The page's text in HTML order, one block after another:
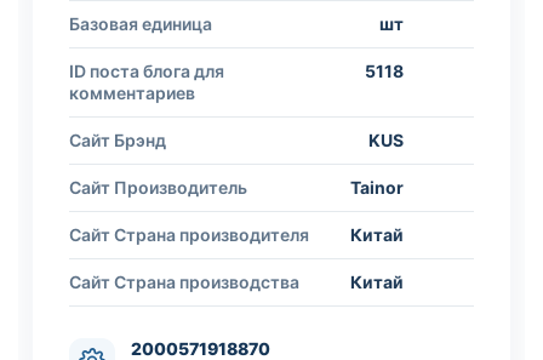
Базовая единица шт
ID поста блога для
комментариев
5118
Сайт Брэнд KUS
Сайт Производитель Tainor
Сайт Страна производителя Китай
Сайт Страна производства Китай
2000571918870